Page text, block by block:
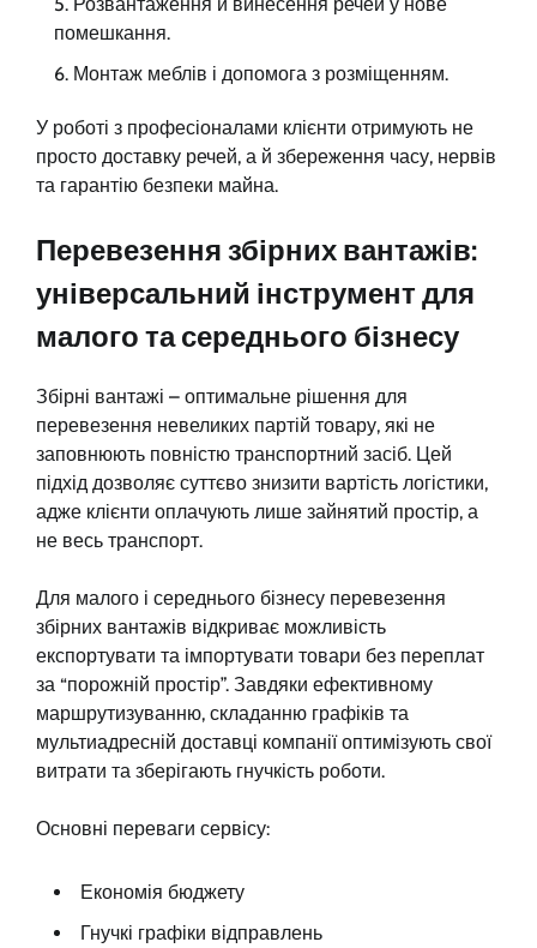
помешкання.
Монтаж меблів і допомога з розміщенням.
У роботі з професіоналами клієнти отримують не
просто доставку речей, а й збереження часу, нервів
та гарантію безпеки майна.
Перевезення збірних вантажів:
універсальний інструмент для
малого та середнього бізнесу
Збірні вантажі – оптимальне рішення для
перевезення невеликих партій товару, які не
заповнюють повністю транспортний засіб. Цей
підхід дозволяє суттєво знизити вартість логістики,
адже клієнти оплачують лише зайнятий простір, а
не весь транспорт.
Для малого і середнього бізнесу перевезення
збірних вантажів відкриває можливість
експортувати та імпортувати товари без переплат
за “порожній простір”. Завдяки ефективному
маршрутизуванню, складанню графіків та
мультиадресній доставці компанії оптимізують свої
витрати та зберігають гнучкість роботи.
Основні переваги сервісу:
Економія бюджету
Гнучкі графіки відправлень